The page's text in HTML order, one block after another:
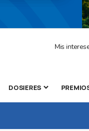
Mis
DOSIERES